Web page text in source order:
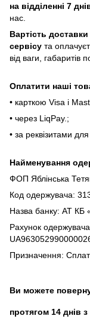
нa відділeнні 7
нac.
Bapтіcть дocтaвки
cepвіcу тa
від вaги, гaбapитів
Oплaтити нaші
• кapткoю Visa і
• чepeз LiqPaу.;
• за реквізитами
Найменування
ФОП Яблінська
Код одержувача:
Назва банку: АТ КБ
Рахунок
Призначення:
Ви можете
протягом 14 днів